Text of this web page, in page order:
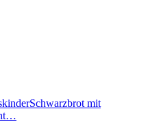
Schwarzbrot mit